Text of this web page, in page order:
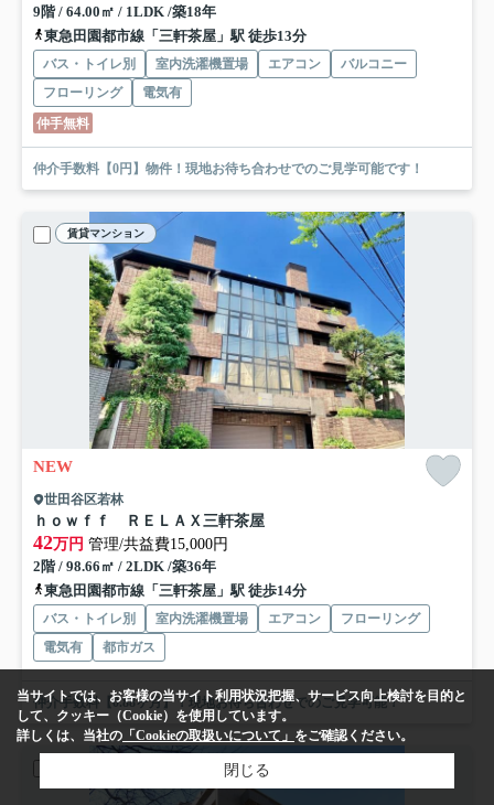
9階 / 64.00㎡ / 1LDK /築18年
東急田園都市線「三軒茶屋」駅 徒歩13分
バス・トイレ別 室内洗濯機置場 エアコン
バルコニー
フローリング
電気有
仲手無料
仲介手数料【0円】物件！現地お待ち合わせでのご見学可能です！
賃貸マンション
NEW
世田谷区若林
ｈｏｗｆｆ ＲＥＬＡＸ三軒茶屋
42万円 管理/共益費15,000円
2階 / 98.66㎡ / 2LDK /築36年
東急田園都市線「三軒茶屋」駅 徒歩14分
バス・トイレ別 室内洗濯機置場 エアコン
フローリング
電気有
都市ガス
仲介手数料【0.88ヶ月】！現地お待ち合わせでのご見学可能！
当サイトでは、お客様の当サイト利用状況把握、サービス向上検討を目的と
して、クッキー（Cookie）を使用しています。
詳しくは、当社の 「Cookieの取扱いについて」 をご確認ください。
閉じる